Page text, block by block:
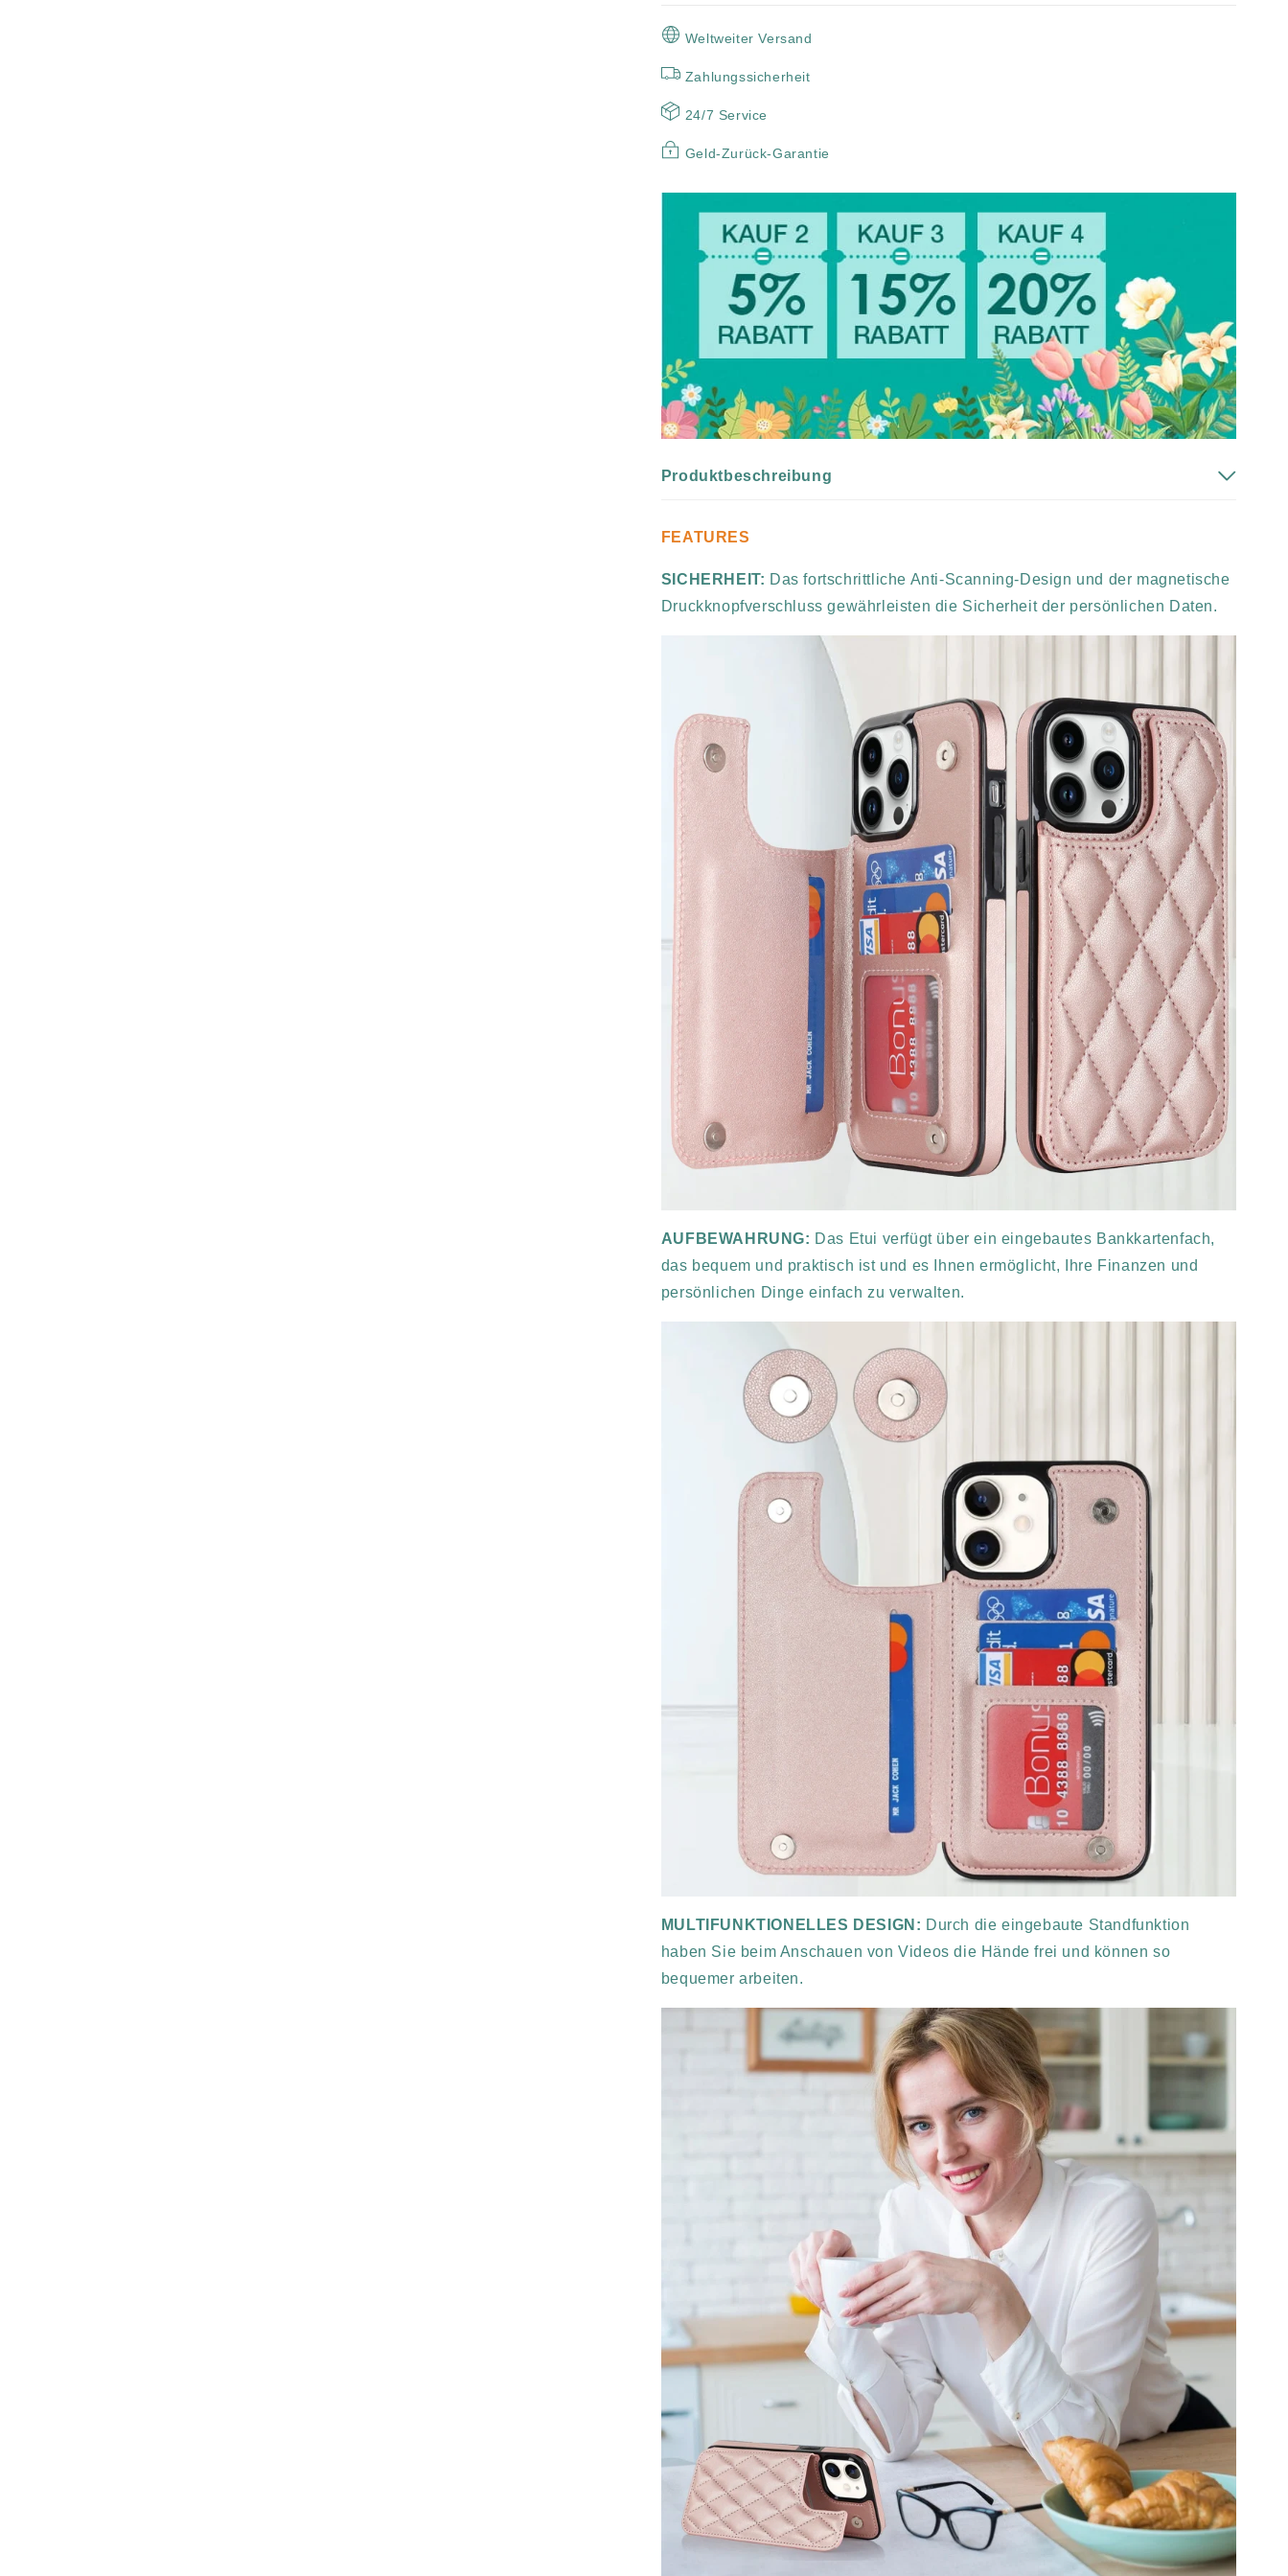
Weltweiter Versand
Zahlungssicherheit
24/7 Service
Geld-Zurück-Garantie
Produktbeschreibung
FEATURES
SICHERHEIT: Das fortschrittliche Anti-Scanning-Design und der magnetische
Druckknopfverschluss gewährleisten die Sicherheit der persönlichen Daten.
AUFBEWAHRUNG: Das Etui verfügt über ein eingebautes Bankkartenfach,
das bequem und praktisch ist und es Ihnen ermöglicht, Ihre Finanzen und
persönlichen Dinge einfach zu verwalten.
MULTIFUNKTIONELLES DESIGN: Durch die eingebaute Standfunktion
haben Sie beim Anschauen von Videos die Hände frei und können so
bequemer arbeiten.